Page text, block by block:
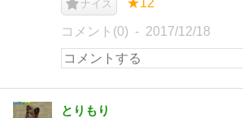
ナイス ★12
コメント(0) 2017/12/18
とりもり